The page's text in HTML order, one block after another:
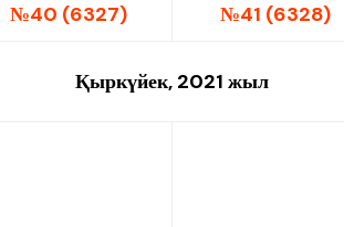
№40 (6327)
№41 (6328)
Қыркүйек, 2021 жыл